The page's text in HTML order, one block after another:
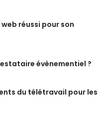
réussi pour son
évènementiel ?
du télétravail pour les